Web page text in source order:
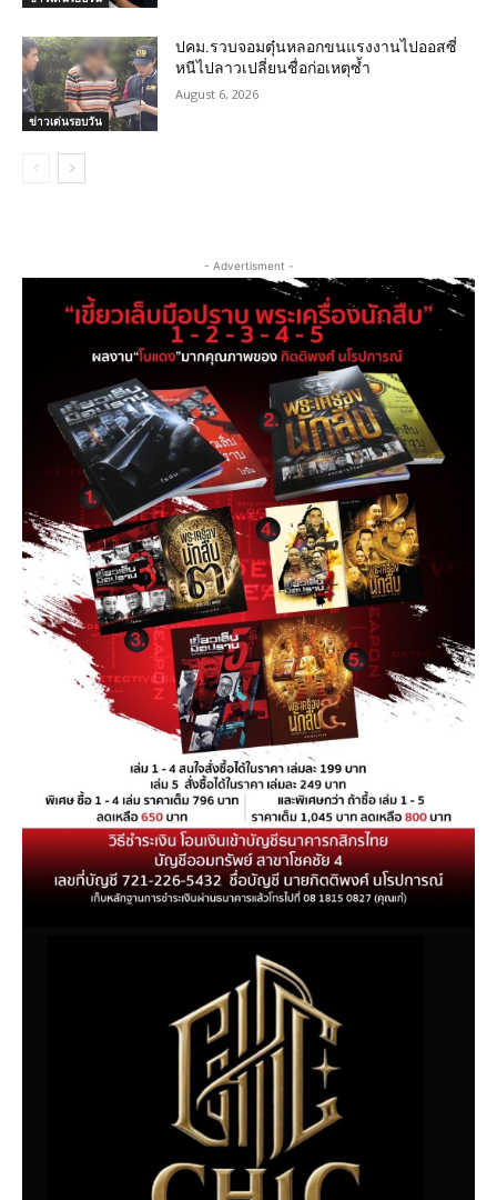
ข่าวเด่นรอบวัน
ปคม.รวบจอมตุ๋นหลอกขนแรงงานไปออสซี่
หนีไปลาวเปลี่ยนชื่อก่อเหตุซ้ำ
August 6, 2026
- Advertisment -